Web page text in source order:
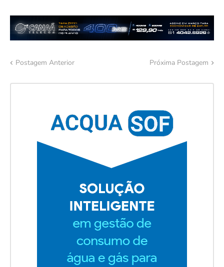
Postagem Anterior Próxima Postagem